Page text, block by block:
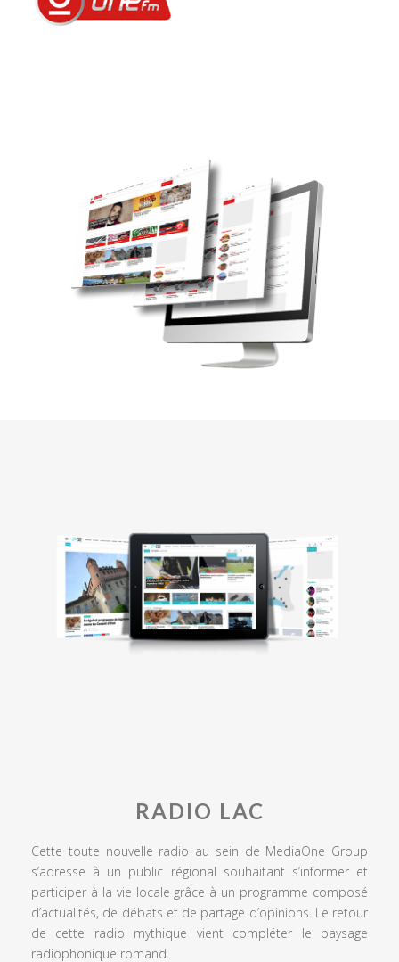
RADIO LAC
Cette toute nouvelle radio au sein de MediaOne Group
s’adresse à un public régional souhaitant s’informer et
participer à la vie locale grâce à un programme composé
d’actualités, de débats et de partage d’opinions. Le retour
de cette radio mythique vient compléter le paysage
radiophonique romand.